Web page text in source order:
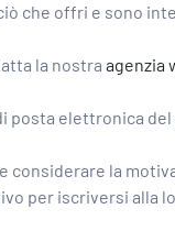
che offri e sono
la nostra agenzia
posta elettronica
considerare la
per iscriversi alla